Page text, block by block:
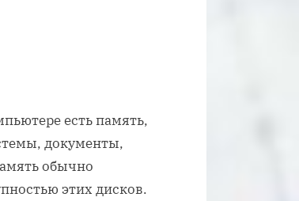
есть память,
документы,
обычно
этих дисков.